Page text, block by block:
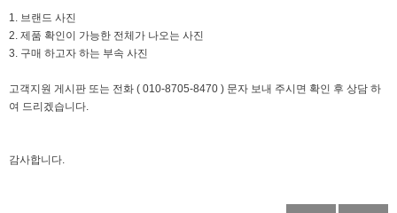
1. 브랜드 사진
2. 제품 확인이 가능한 전체가 나오는 사진
3. 구매 하고자 하는 부속 사진
고객지원 게시판 또는 전화 ( 010-8705-8470 ) 문자 보내 주시면 확인 후 상담 하
여 드리겠습니다.
감사합니다.